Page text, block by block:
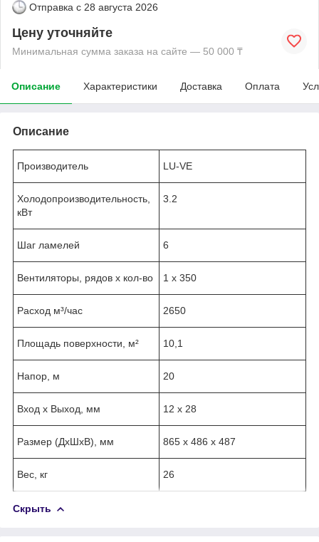
Отправка с 28 августа 2026
Цену уточняйте
Минимальная сумма заказа на сайте — 50 000 ₸
Описание Характеристики Доставка Оплата
Описание
Производитель LU-VE
Холодопроизводительность,
кВт
3.2
Шаг ламелей 6
Вентиляторы, рядов х кол-во 1 x 350
Расход м³/час 2650
Площадь поверхности, м² 10,1
Напор, м 20
Вход х Выход, мм 12 х 28
Размер (ДхШхВ), мм 865 х 486 х 487
Вес, кг 26
Скрыть